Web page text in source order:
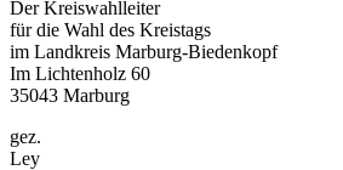
Der Kreiswahlleiter
für die Wahl des Kreistags
im Landkreis Marburg-Biedenkopf
Im Lichtenholz 60
35043 Marburg
gez.
Ley